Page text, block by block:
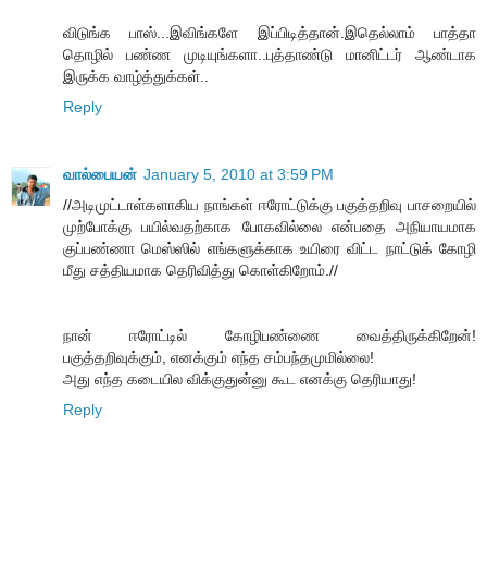
விடுங்க பாஸ்...இவிங்களே இப்பிடித்தான்.இதெல்லாம் பாத்தா
தொழில் பண்ண முடியுங்களா..புத்தாண்டு மானிட்டர் ஆண்டாக
இருக்க வாழ்த்துக்கள்..
Reply
வால்பையன் January 5, 2010 at 3:59 PM
//அடிமுட்டாள்களாகிய நாங்கள் ஈரோட்டுக்கு பகுத்தறிவு பாசறையில்
முற்போக்கு பயில்வதற்காக போகவில்லை என்பதை அநியாயமாக
குப்பண்ணா மெஸ்ஸில் எங்களுக்காக உயிரை விட்ட நாட்டுக் கோழி
மீது சத்தியமாக தெரிவித்து கொள்கிறோம்.//
நான் ஈரோட்டில் கோழிபண்ணை வைத்திருக்கிறேன்!
பகுத்தறிவுக்கும், எனக்கும் எந்த சம்பந்தமுமில்லை!
அது எந்த கடையில விக்குதுன்னு கூட எனக்கு தெரியாது!
Reply